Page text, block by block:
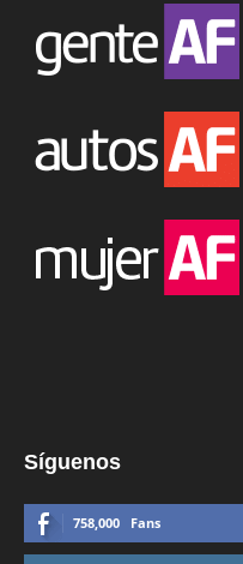
Síguenos
758,000 Fans